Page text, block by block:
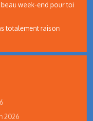
week-end pour toi
totalement raison
2026